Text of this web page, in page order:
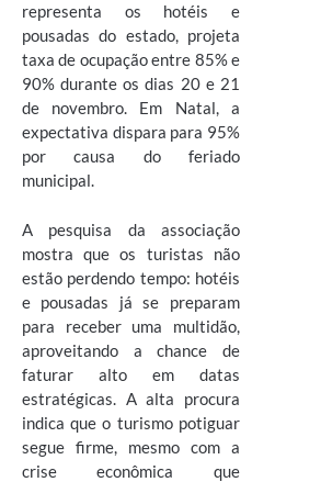
representa os hotéis e
pousadas do estado, projeta
taxa de ocupação entre 85% e
90% durante os dias 20 e 21
de novembro. Em Natal, a
expectativa dispara para 95%
por causa do feriado
municipal.
A pesquisa da associação
mostra que os turistas não
estão perdendo tempo: hotéis
e pousadas já se preparam
para receber uma multidão,
aproveitando a chance de
faturar alto em datas
estratégicas. A alta procura
indica que o turismo potiguar
segue firme, mesmo com a
crise econômica que